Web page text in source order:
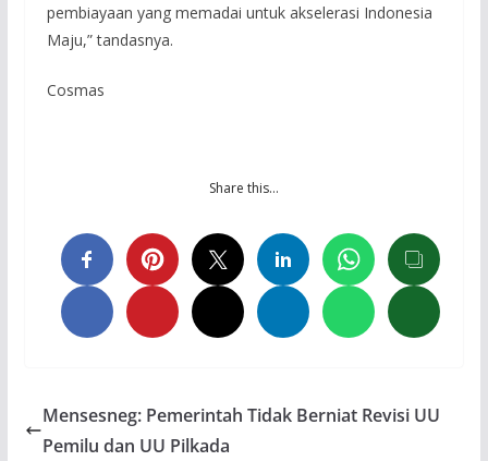
pembiayaan yang memadai untuk akselerasi Indonesia
Maju,” tandasnya.
Cosmas
Share this…
Mensesneg: Pemerintah Tidak Berniat Revisi UU
Pemilu dan UU Pilkada